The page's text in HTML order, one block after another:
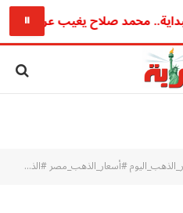
محمد صلاح يغيب عن ودية⏸
#الذهب_عيار_24 #سعر_الذهب_في_مصر #الذهب_كملاذ_آمن #سعر_الدولار_والذهب #الذهب_في_مصر_14_نوفمبر #أسعار_الذهب_2025 #توقعات_أسعار_الذهب #استثمار_في_الذهب